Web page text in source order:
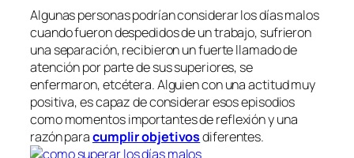
Algunas personas podrían considerar los días malos
cuando fueron despedidos de un trabajo, sufrieron
una separación, recibieron un fuerte llamado de
atención por parte de sus superiores, se
enfermaron, etcétera. Alguien con una actitud muy
positiva, es capaz de considerar esos episodios
como momentos importantes de reflexión y una
razón paracumplir objetivosdiferentes.